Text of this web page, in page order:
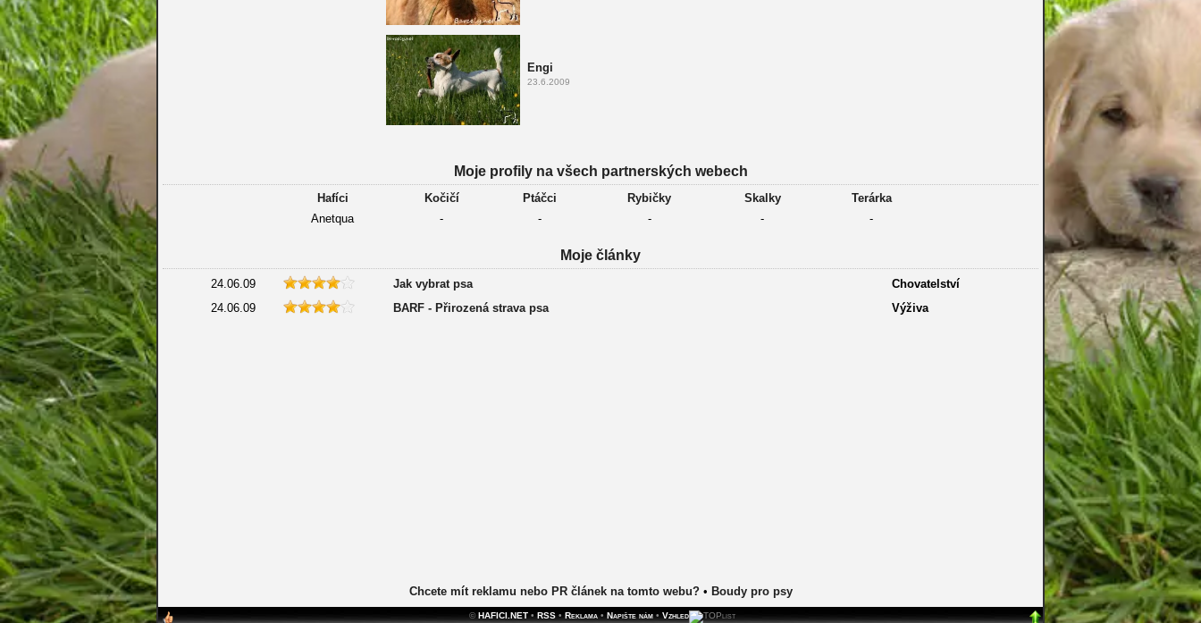
Engi
23.6.2009
Moje profily na všech partnerských webech
Hafíci Kočičí Ptáčci Rybičky Skalky
Terárka
Anetqua
- - - - -
Moje články
24.06.09 Jak vybrat psa
Chovatelství
24.06.09
BARF - Přirozená strava psa Výživa
Chcete mít reklamu nebo PR článek na tomto webu?• Boudy pro psy
©HAFICI.NET• RSS• Reklama• Napište nám• Vzhled